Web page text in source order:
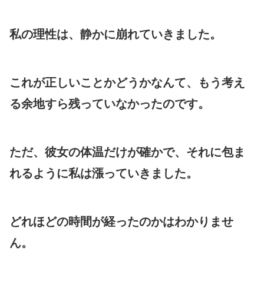
私の理性は、静かに崩れていきました。
これが正しいことかどうかなんて、もう考え
る余地すら残っていなかったのです。
ただ、彼女の体温だけが確かで、それに包ま
れるように私は漲っていきました。
どれほどの時間が経ったのかはわかりませ
ん。